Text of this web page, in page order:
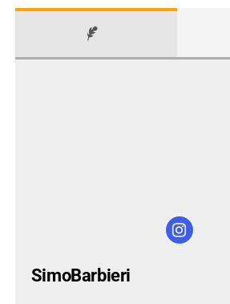
SimoBarbieri